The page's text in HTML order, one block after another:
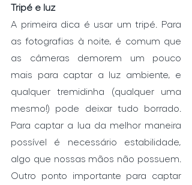
Tripé e luz
A primeira dica é usar um tripé. Para
as fotografias à noite, é comum que
as câmeras demorem um pouco
mais para captar a luz ambiente, e
qualquer tremidinha (qualquer uma
mesmo!) pode deixar tudo borrado.
Para captar a lua da melhor maneira
possível é necessário estabilidade,
algo que nossas mãos não possuem.
Outro ponto importante para captar